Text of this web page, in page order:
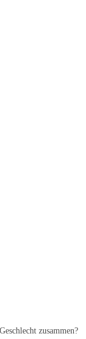
zusammen?